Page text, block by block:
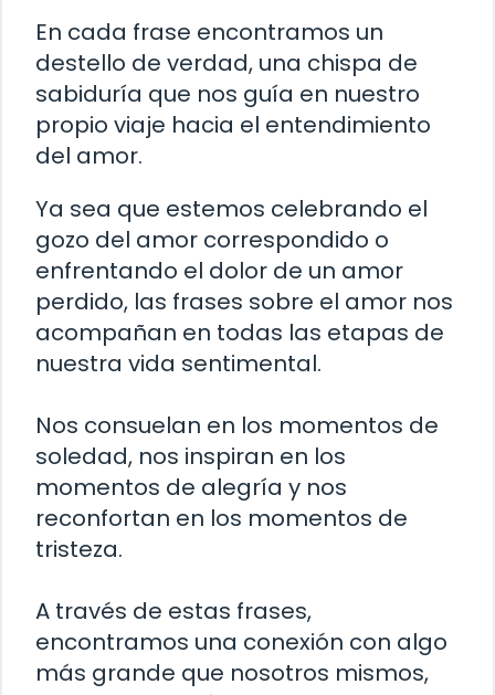
En cada frase encontramos un
destello de verdad, una chispa de
sabiduría que nos guía en nuestro
propio viaje hacia el entendimiento
del amor.
Ya sea que estemos celebrando el
gozo del amor correspondido o
enfrentando el dolor de un amor
perdido, las frases sobre el amor nos
acompañan en todas las etapas de
nuestra vida sentimental.
Nos consuelan en los momentos de
soledad, nos inspiran en los
momentos de alegría y nos
reconfortan en los momentos de
tristeza.
A través de estas frases,
encontramos una conexión con algo
más grande que nosotros mismos,